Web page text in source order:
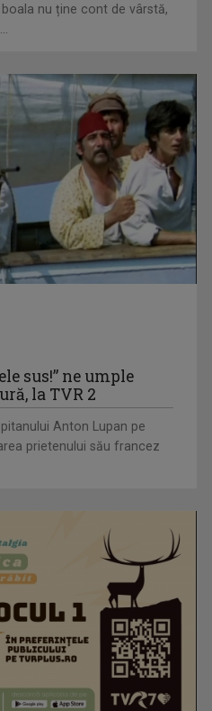
proiecte de emisiuni
nu ține cont de vârstă,
sus!” ne umple
la TVR 2
Anton Lupan pe
prietenului său francez